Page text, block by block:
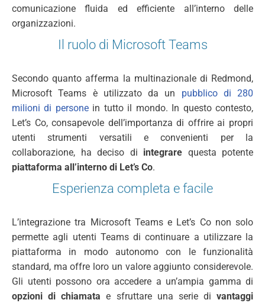
comunicazione fluida ed efficiente all’interno delle
organizzazioni.
Il ruolo di Microsoft Teams
Secondo quanto afferma la multinazionale di Redmond,
Microsoft Teams è utilizzato da un pubblico di 280
milioni di personein tutto il mondo. In questo contesto,
Let’s Co, consapevole dell’importanza di offrire ai propri
utenti strumenti versatili e convenienti per la
collaborazione, ha deciso di integrare questa potente
piattaforma all’interno di Let’s Co.
Esperienza completa e facile
L’integrazione tra Microsoft Teams e Let’s Co non solo
permette agli utenti Teams di continuare a utilizzare la
piattaforma in modo autonomo con le funzionalità
standard, ma offre loro un valore aggiunto considerevole.
Gli utenti possono ora accedere a un’ampia gamma di
opzioni di chiamata e sfruttare una serie di vantaggi